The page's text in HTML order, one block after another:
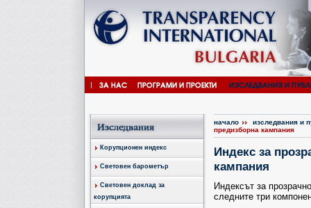
Корупционен индекс
Световен барометър
Световен доклад за
корупцията
начало
изследвания и
предизборна кампания
Индекс за
кампания
Индексът за
следните три